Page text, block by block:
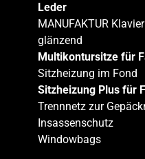
Leder
MANUFAKTUR
glänzend
Multikontursitze für
Sitzheizung im Fond
Sitzheizung Plus für
Trennnetz zur
Insassenschutz
Windowbags